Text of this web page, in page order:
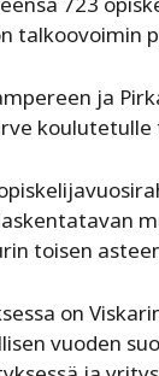
talkoovoimin
ja
koulutetulle
toisen
on
vuoden